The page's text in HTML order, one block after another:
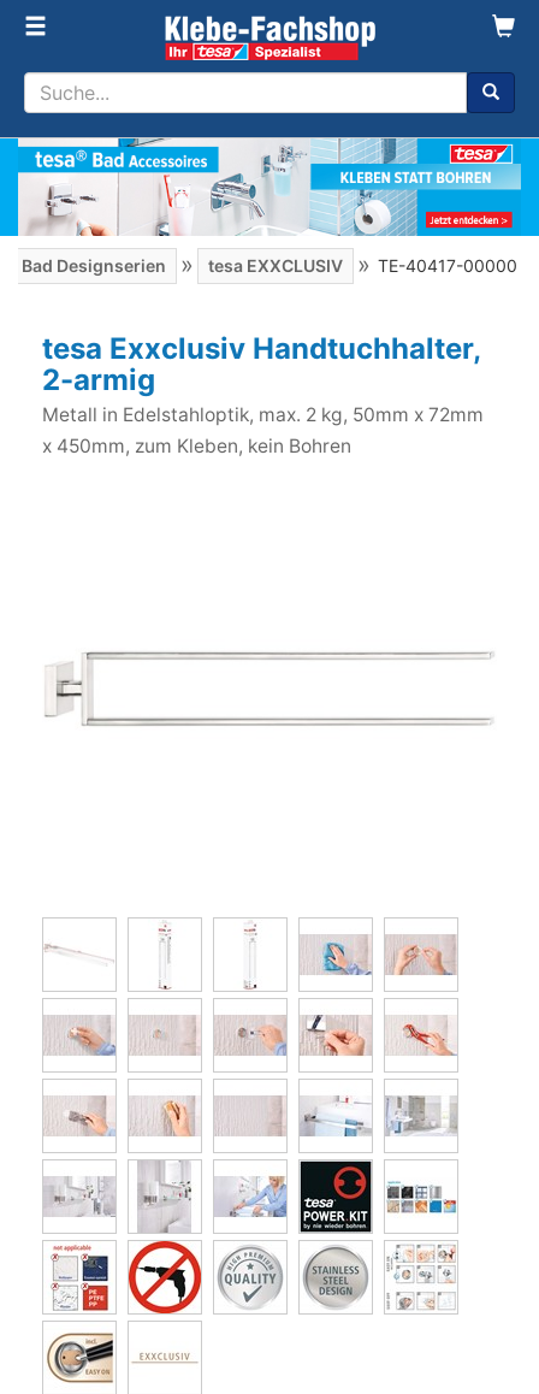
Bad Designserien » tesa EXXCLUSIV » TE-40417-00000
tesa Exxclusiv Handtuchhalter,
2-armig
Metall in Edelstahloptik, max. 2 kg, 50mm x 72mm
x 450mm, zum Kleben, kein Bohren